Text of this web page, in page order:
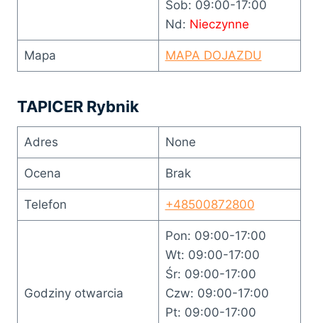
Sob: 09:00-17:00
Nd: Nieczynne
Mapa MAPA DOJAZDU
TAPICER Rybnik
Adres None
Ocena Brak
Telefon +48500872800
Godziny otwarcia
Pon: 09:00-17:00
Wt: 09:00-17:00
Śr: 09:00-17:00
Czw: 09:00-17:00
Pt: 09:00-17:00